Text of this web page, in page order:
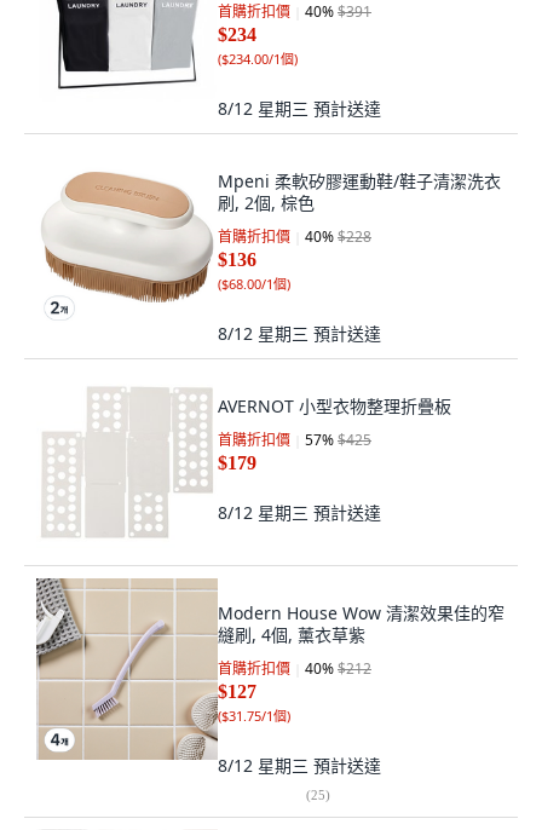
首購折扣價 40%$391
$234
($234.00/1個)
8/12 星期三 預計送達
Mpeni 柔軟矽膠運動鞋/鞋子清潔洗衣
刷, 2個, 棕色
首購折扣價 40%$228
$136
($68.00/1個)
8/12 星期三 預計送達
AVERNOT 小型衣物整理折疊板
首購折扣價 57%$425
$179
8/12 星期三 預計送達
Modern House Wow 清潔效果佳的窄
縫刷, 4個, 薰衣草紫
首購折扣價 40%$212
$127
($31.75/1個)
8/12 星期三 預計送達
(25)